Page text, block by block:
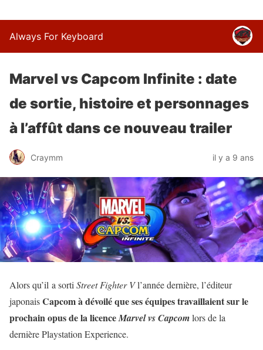
Always For Keyboard
Marvel vs Capcom Infinite : date
de sortie, histoire et personnages
à l’affût dans ce nouveau trailer
Craymm il y a 9 ans
Alors qu’il a sorti Street Fighter Vl’année dernière, l’éditeur
japonaisCapcom à dévoilé que ses équipes travaillaient sur le
prochain opus de la licenceMarvel vs Capcomlors de la
dernière Playstation Experience.